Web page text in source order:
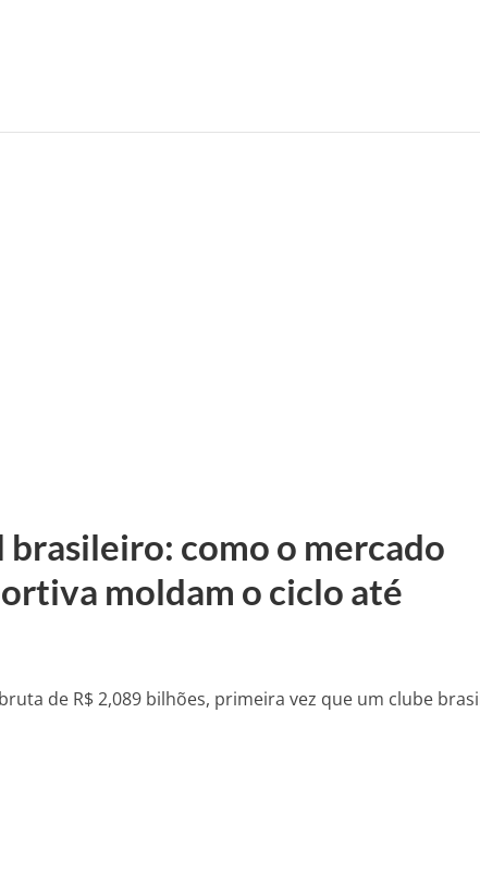
como o mercado
moldam o ciclo até
de R$ 2,089 bilhões, primeira vez que um clube